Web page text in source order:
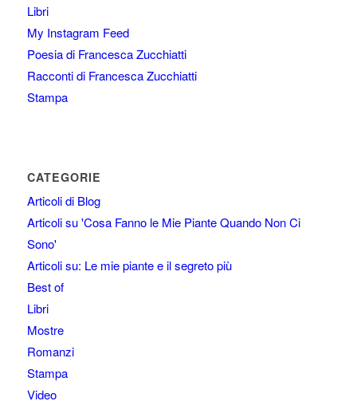
Libri
My Instagram Feed
Poesia di Francesca Zucchiatti
Racconti di Francesca Zucchiatti
Stampa
CATEGORIE
Articoli di Blog
Articoli su 'Cosa Fanno le Mie Piante Quando Non Ci
Sono'
Articoli su: Le mie piante e il segreto più
Best of
Libri
Mostre
Romanzi
Stampa
Video